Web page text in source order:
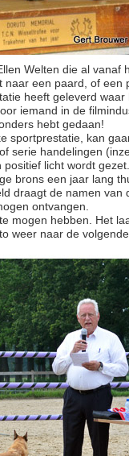
Welten die al vanaf
naar een paard, of een
heeft geleverd waar
iemand in de
hebt gedaan!
sportprestatie, kan
serie handelingen
licht wordt
brons een jaar lang
draagt de namen van
ontvangen.
mogen hebben. Het
weer naar de